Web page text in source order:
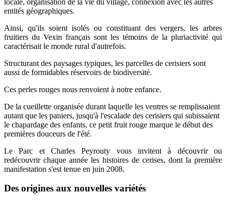
entités géographiques.
Ainsi, qu'ils soient isolés ou constituant des vergers, les arbres
fruitiers du Vexin français sont les témoins de la pluriactivité qui
caractérisait le monde rural d'autrefois.
Structurant des paysages typiques, les parcelles de cerisiers sont
aussi de formidables réservoirs de biodiversité.
Ces perles rouges nous renvoient à notre enfance.
De la cueillette organisée durant laquelle les ventres se remplissaient
autant que les paniers, jusqu'à l'escalade des cerisiers qui subissaient
le chapardage des enfants, ce petit fruit rouge marque le début des
premières douceurs de l'été.
Le Parc et Charles Peyrouty vous invitent à découvrir ou
redécouvrir chaque année les histoires de cerises, dont la première
manifestation s'est tenue en juin 2008.
Des origines aux nouvelles variétés